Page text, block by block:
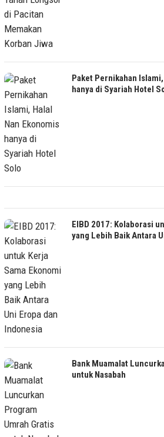
Paket Pernikahan
hanya di Syariah Hotel
EIBD 2017: Kolaborasi
yang Lebih Baik Antara
Bank Muamalat
untuk Nasabah